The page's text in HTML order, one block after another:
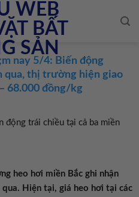
nay 5/4: Biến động
thị trường hiện giao
68.000 đồng/kg
động trái chiều tại cả ba miền
heo hơi miền Bắc ghi nhận
Hiện tại, giá heo hơi tại các